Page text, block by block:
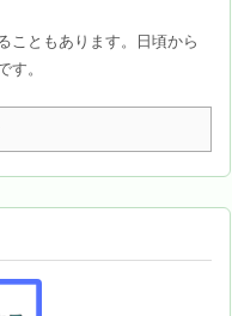
こともあります。日頃から
す。